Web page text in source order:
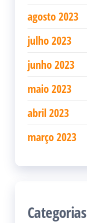
agosto 2023
julho 2023
junho 2023
maio 2023
abril 2023
março 2023
Categorias